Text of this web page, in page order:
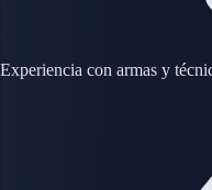
Experiencia con armas y